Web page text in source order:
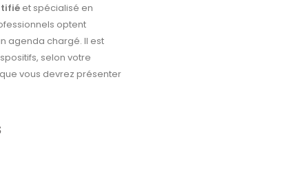
et spécialisé en
optent
agenda chargé. Il est
selon votre
vous devrez présenter